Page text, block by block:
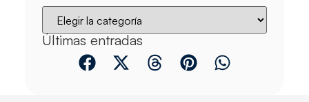
Últimas entradas